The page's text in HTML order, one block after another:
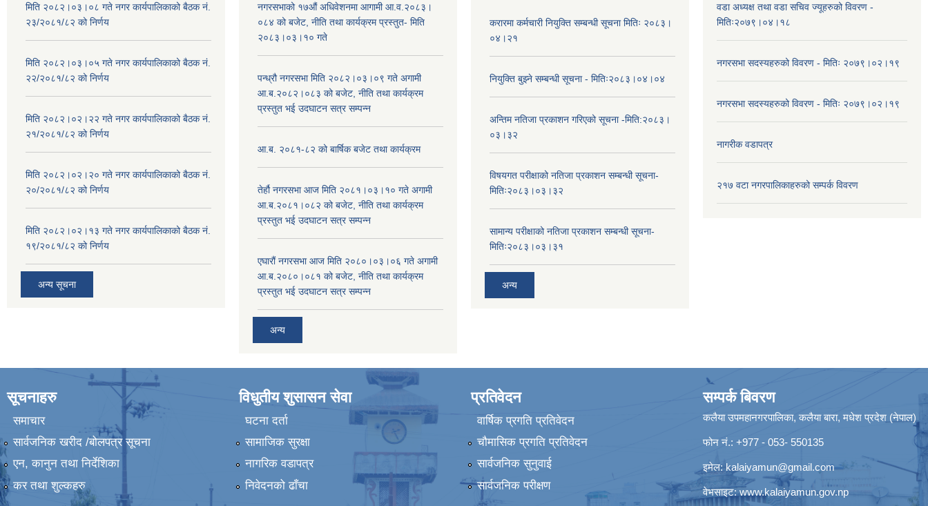
मिति २०८२।०३।०८ गते नगर कार्यपालिकाको बैठक नं.
२३/२०८१/८२ को निर्णय
मिति २०८२।०३।०५ गते नगर कार्यपालिकाको बैठक नं.
२२/२०८१/८२ को निर्णय
मिति २०८२।०२।२२ गते नगर कार्यपालिकाको बैठक नं.
२१/२०८१/८२ को निर्णय
मिति २०८२।०२।२० गते नगर कार्यपालिकाको बैठक नं.
२०/२०८१/८२ को निर्णय
मिति २०८२।०२।१३ गते नगर कार्यपालिकाको बैठक नं.
१९/२०८१/८२ को निर्णय
अन्य सूचना
नगरसभाको १७औं अधिवेशनमा आगामी आ.व.२०८३।
०८४ को बजेट, नीति तथा कार्यक्रम प्रस्तुत- मिति
२०८३।०३।१० गते
पन्ध्रौ नगरसभा मिति २०८२।०३।०९ गते अगामी
आ.ब.२०८२।०८३ को बजेट, नीति तथा कार्यक्रम
प्रस्तुत भई उदघाटन सत्र सम्पन्न
आ.ब. २०८१-८२ को बार्षिक बजेट तथा कार्यक्रम
तेर्हौ नगरसभा आज मिति २०८१।०३।१० गते अगामी
आ.ब.२०८१।०८२ को बजेट, नीति तथा कार्यक्रम
प्रस्तुत भई उदघाटन सत्र सम्पन्न
एघारौं नगरसभा आज मिति २०८०।०३।०६ गते अगामी
आ.ब.२०८०।०८१ को बजेट, नीति तथा कार्यक्रम
प्रस्तुत भई उदघाटन सत्र सम्पन्न
अन्य
करारमा कर्मचारी नियुक्ति सम्बन्धी सूचना मितिः २०८३।
०४।२१
नियुक्ति बुझ्ने सम्बन्धी सूचना - मितिः२०८३।०४।०४
अन्तिम नतिजा प्रकाशन गरिएको सूचना -मिति:२०८३।
०३।३२
विषयगत परीक्षाको नतिजा प्रकाशन सम्बन्धी सूचना-
मितिः२०८३।०३।३२
सामान्य परीक्षाको नतिजा प्रकाशन सम्बन्धी सूचना-
मितिः२०८३।०३।३१
अन्य
वडा अध्यक्ष तथा वडा सचिव ज्यूहरुको विवरण -
मितिः२०७९।०४।१८
नगरसभा सदस्यहरुको विवरण - मितिः २०७९।०२।१९
नगरसभा सदस्यहरुको विवरण - मितिः २०७९।०२।१९
नागरीक वडापत्र
२१७ वटा नगरपालिकाहरुको सम्पर्क विवरण
सूचनाहरु
समाचार
सार्वजनिक खरीद /बोलपत्र सूचना
एन, कानुन तथा निर्देशिका
कर तथा शुल्कहरु
विधुतीय शुसासन सेवा
घटना दर्ता
सामाजिक सुरक्षा
नागरिक वडापत्र
निवेदनको ढाँचा
प्रतिवेदन
वार्षिक प्रगति प्रतिवेदन
चौमासिक प्रगति प्रतिवेदन
सार्वजनिक सुनुवाई
सार्वजनिक परीक्षण
सम्पर्क बिवरण
कलैया उपमहानगरपालिका, कलैया बारा, मधेश प्रदेश (नेपाल)
फोन नं.: +977 - 053- 550135
इमेल: kalaiyamun@gmail.com
वेभसाइट:www.kalaiyamun.gov.np